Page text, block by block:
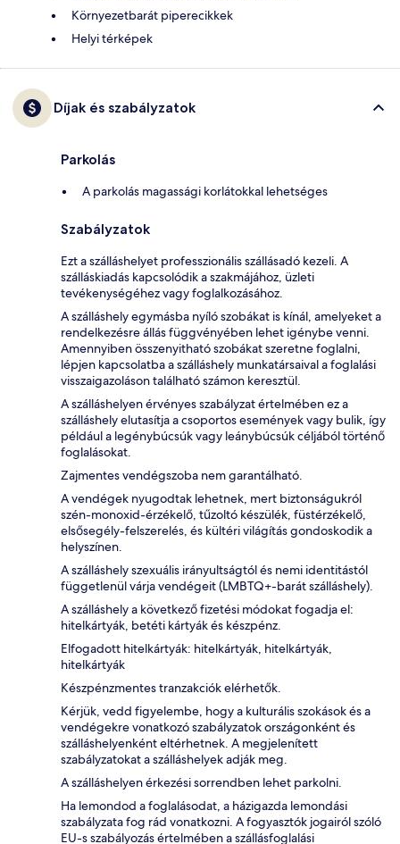
Környezetbarát piperecikkek
Helyi térképek
Díjak és szabályzatok
Parkolás
A parkolás magassági korlátokkal lehetséges
Szabályzatok
Ezt a szálláshelyet professzionális szállásadó kezeli. A
szálláskiadás kapcsolódik a szakmájához, üzleti
tevékenységéhez vagy foglalkozásához.
A szálláshely egymásba nyíló szobákat is kínál, amelyeket a
rendelkezésre állás függvényében lehet igénybe venni.
Amennyiben összenyitható szobákat szeretne foglalni,
lépjen kapcsolatba a szálláshely munkatársaival a foglalási
visszaigazoláson található számon keresztül.
A szálláshelyen érvényes szabályzat értelmében ez a
szálláshely elutasítja a csoportos események vagy bulik, így
például a legénybúcsúk vagy leánybúcsúk céljából történő
foglalásokat.
Zajmentes vendégszoba nem garantálható.
A vendégek nyugodtak lehetnek, mert biztonságukról
szén-monoxid-érzékelő, tűzoltó készülék, füstérzékelő,
elsősegély-felszerelés, és kültéri világítás gondoskodik a
helyszínen.
A szálláshely szexuális irányultságtól és nemi identitástól
függetlenül várja vendégeit (LMBTQ+-barát szálláshely).
A szálláshely a következő fizetési módokat fogadja el:
hitelkártyák, betéti kártyák és készpénz.
Elfogadott hitelkártyák: hitelkártyák, hitelkártyák,
hitelkártyák
Készpénzmentes tranzakciók elérhetők.
Kérjük, vedd figyelembe, hogy a kulturális szokások és a
vendégekre vonatkozó szabályzatok országonként és
szálláshelyenként eltérhetnek. A megjelenített
szabályzatokat a szálláshelyek adják meg.
A szálláshelyen érkezési sorrendben lehet parkolni.
Ha lemondod a foglalásodat, a házigazda lemondási
szabályzata fog rád vonatkozni. A fogyasztók jogairól szóló
EU-s szabályozás értelmében a szállásfoglalási